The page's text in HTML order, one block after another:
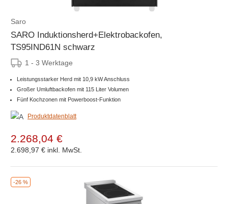
Saro
SARO Induktionsherd+Elektrobackofen,
TS95IND61N schwarz
1 - 3 Werktage
Leistungsstarker Herd mit 10,9 kW Anschluss
Großer Umluftbackofen mit 115 Liter Volumen
Fünf Kochzonen mit Powerboost-Funktion
Produktdatenblatt
2.268,04 €
2.698,97 € inkl. MwSt.
-26 %